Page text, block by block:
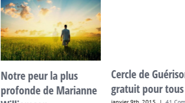
Notre peur la plus
profonde de Marianne
Cercle de
gratuit pour tous